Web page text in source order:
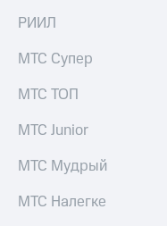
телефон
Перейти
в МТС
со своим
номером
Поддержка
и подписки
Семейная
на тарифы,
подписки
и услуги,
к геолокации
РИИЛ
МТС Супер
МТС ТОП
МТС Junior
МТС Мудрый
МТС Налегке